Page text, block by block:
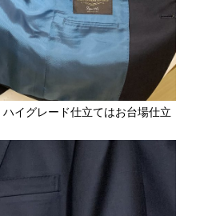
イグレード仕立てはお台場仕立